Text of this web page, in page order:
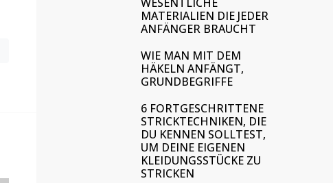
MATERIALIEN DIE JEDER
ANFÄNGER BRAUCHT
WIE MAN MIT DEM
HÄKELN ANFÄNGT,
GRUNDBEGRIFFE
6 FORTGESCHRITTENE
STRICKTECHNIKEN, DIE
DU KENNEN SOLLTEST,
UM DEINE EIGENEN
KLEIDUNGSSTÜCKE ZU
STRICKEN